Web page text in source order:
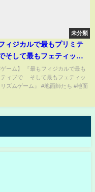
未分類
ィジカルで最もプリミテ
そして最もフェティッシ
ーム
ゲーム】 『最もフィジカルで最も
ティブで そして最もフェティッ
ズムゲーム』 #地面師たち #地面